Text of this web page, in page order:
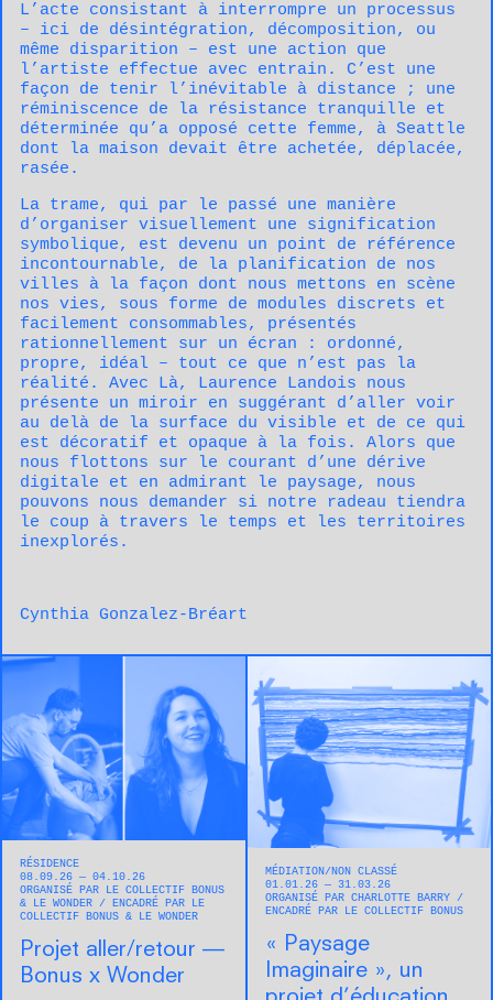
L’acte consistant à interrompre un processus
– ici de désintégration, décomposition, ou
même disparition – est une action que
l’artiste effectue avec entrain. C’est une
façon de tenir l’inévitable à distance ; une
réminiscence de la résistance tranquille et
déterminée qu’a opposé cette femme, à Seattle
dont la maison devait être achetée, déplacée,
rasée.
La trame, qui par le passé une manière
d’organiser visuellement une signification
symbolique, est devenu un point de référence
incontournable, de la planification de nos
villes à la façon dont nous mettons en scène
nos vies, sous forme de modules discrets et
facilement consommables, présentés
rationnellement sur un écran : ordonné,
propre, idéal – tout ce que n’est pas la
réalité. Avec Là, Laurence Landois nous
présente un miroir en suggérant d’aller voir
au delà de la surface du visible et de ce qui
est décoratif et opaque à la fois. Alors que
nous flottons sur le courant d’une dérive
digitale et en admirant le paysage, nous
pouvons nous demander si notre radeau tiendra
le coup à travers le temps et les territoires
inexplorés.
Cynthia Gonzalez-Bréart
RÉSIDENCE
08.09.26 — 04.10.26
ORGANISÉ PAR LE COLLECTIF BONUS
& LE WONDER
ENCADRÉ PAR LE
COLLECTIF BONUS & LE WONDER
Projet aller/retour —
Bonus x Wonder
MÉDIATION
NON CLASSÉ
01.01.26 — 31.03.26
ORGANISÉ PAR CHARLOTTE BARRY
ENCADRÉ PAR LE COLLECTIF BONUS
« Paysage
Imaginaire », un